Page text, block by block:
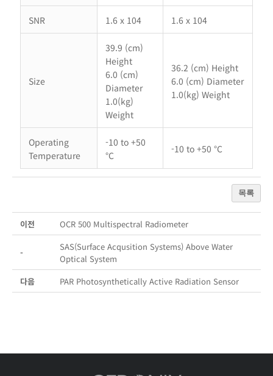
SNR 1.6 x 104 1.6 x 104
Size
39.9 (cm)
Height
6.0 (cm)
Diameter
1.0(kg)
Weight
36.2 (cm) Height
6.0 (cm) Diameter
1.0(kg) Weight
Operating
Temperature
-10 to +50
°C
-10 to +50 °C
목록
이전 OCR 500 Multispectral Radiometer
-
SAS(Surface Acqusition Systems) Above Water
Optical System
다음
PAR Photosynthetically Active Radiation Sensor